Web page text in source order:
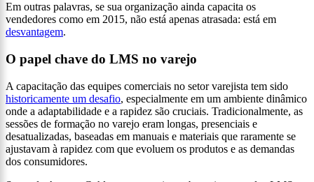
Em outras palavras, se sua organização ainda capacita os
vendedores como em 2015, não está apenas atrasada: está em
desvantagem.
O papel chave do LMS no varejo
A capacitação das equipes comerciais no setor varejista tem sido
historicamente um desafio, especialmente em um ambiente dinâmico
onde a adaptabilidade e a rapidez são cruciais. Tradicionalmente, as
sessões de formação no varejo eram longas, presenciais e
desatualizadas, baseadas em manuais e materiais que raramente se
ajustavam à rapidez com que evoluem os produtos e as demandas
dos consumidores.